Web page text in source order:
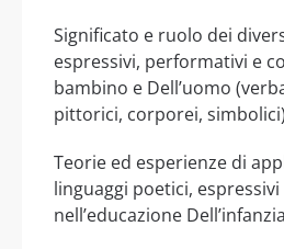
Significato e ruolo dei
espressivi, performativi e
bambino e Dell’uomo
pittorici, corporei, simbolici)
Teorie ed esperienze di
linguaggi poetici,
nell’educazione Dell’infanzia